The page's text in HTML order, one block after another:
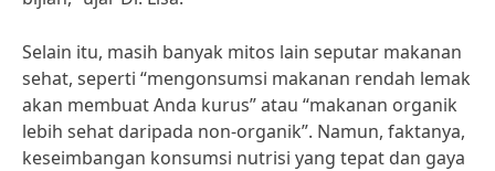
Selain itu, masih banyak mitos lain seputar makanan
sehat, seperti “mengonsumsi makanan rendah lemak
akan membuat Anda kurus” atau “makanan organik
lebih sehat daripada non-organik”. Namun, faktanya,
keseimbangan konsumsi nutrisi yang tepat dan gaya